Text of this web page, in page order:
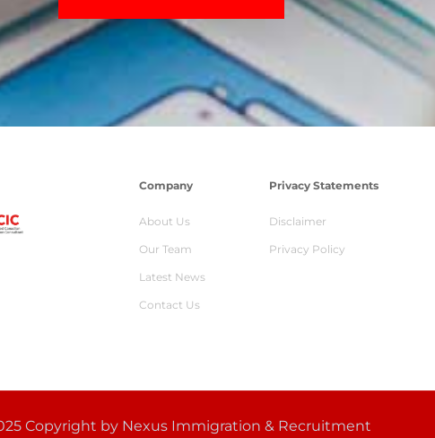
Company
About Us
Our Team
Latest News
Contact Us
Privacy Statements
Disclaimer
Privacy Policy
Copyright by Nexus Immigration & Recruitment